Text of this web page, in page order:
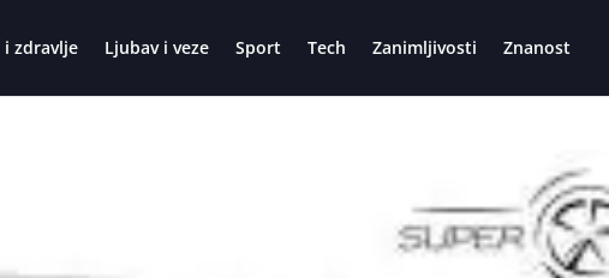
i zdravlje Ljubav i veze Sport Tech Zanimljivosti Znanost